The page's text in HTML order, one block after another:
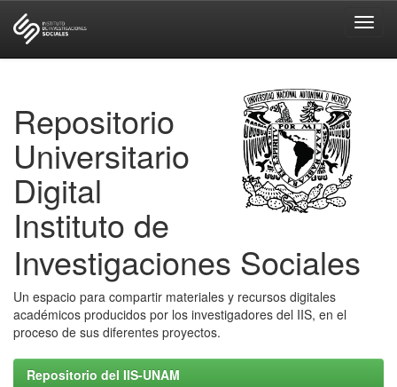
Repositorio
Universitario
Digital
Instituto de
Investigaciones Sociales
Un espacio para compartir materiales y recursos digitales
académicos producidos por los investigadores del IIS, en el
proceso de sus diferentes proyectos.
Repositorio del IIS-UNAM